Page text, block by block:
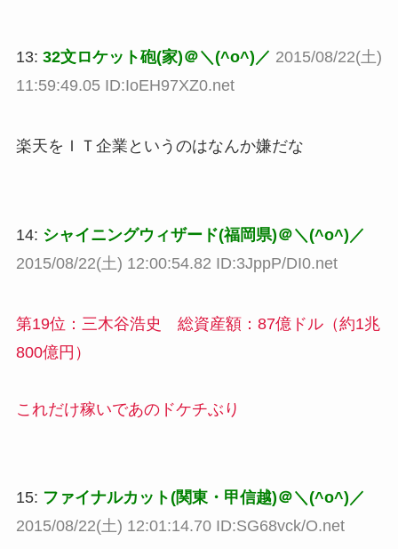
13: 32文ロケット砲(家)＠＼(^o^)／ 2015/08/22(土)
11:59:49.05 ID:IoEH97XZ0.net
楽天をＩＴ企業というのはなんか嫌だな
14: シャイニングウィザード(福岡県)＠＼(^o^)／
2015/08/22(土) 12:00:54.82 ID:3JppP/DI0.net
第19位：三木谷浩史 総資産額：87億ドル（約1兆
800億円）
これだけ稼いであのドケチぶり
15: ファイナルカット(関東・甲信越)＠＼(^o^)／
2015/08/22(土) 12:01:14.70 ID:SG68vck/O.net